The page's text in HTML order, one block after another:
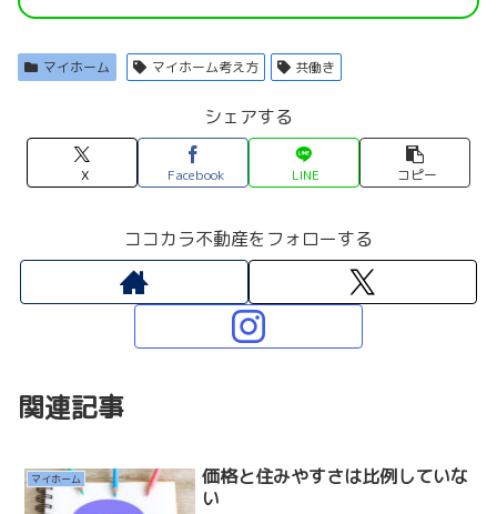
マイホーム マイホーム考え方 共働き
シェアする
X Facebook LINE コピー
ココカラ不動産をフォローする
関連記事
マイホーム
価格と住みやすさは比例していな
い